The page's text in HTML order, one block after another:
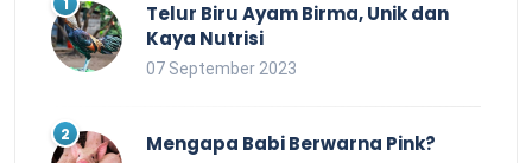
Telur Biru Ayam Birma, Unik dan
Kaya Nutrisi
07 September 2023
Mengapa Babi Berwarna Pink?